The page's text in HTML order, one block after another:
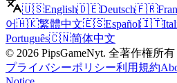
🇺🇸English🇩🇪Deutsch🇫🇷
어🇭🇰繁體中文🇪🇸Español🇮🇹
Português🇨🇳简体中文
© 2026 PipsGameNyt. 全著作権所有
プライバシーポリシー利用規約